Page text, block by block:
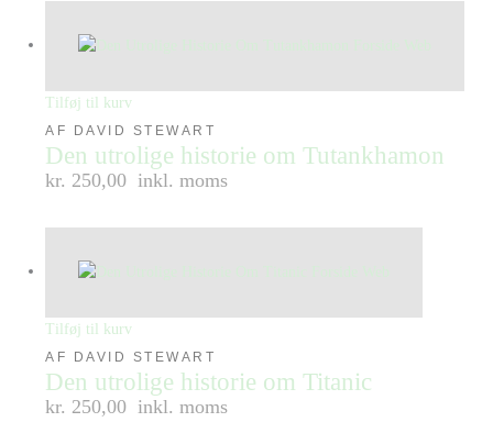
Tilføj til kurv
AF DAVID STEWART
Den utrolige historie om Tutankhamon
kr. 250,00 inkl. moms
Tilføj til kurv
AF DAVID STEWART
Den utrolige historie om Titanic
kr. 250,00 inkl. moms